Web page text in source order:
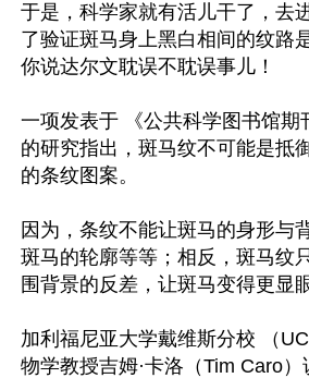
于是，科学家就有活儿干了，去
了验证斑马身上黑白相间的纹路
你说达尔文耽误不耽误事儿！
一项发表于 《公共科学图书馆期
的研究指出，斑马纹不可能是抵
的条纹图案。
因为，条纹不能让斑马的身形与
斑马的轮廓等等；相反，斑马纹
围背景的反差，让斑马变得更显眼
加利福尼亚大学戴维斯分校 （
物学教授吉姆·卡洛（Tim Caro）